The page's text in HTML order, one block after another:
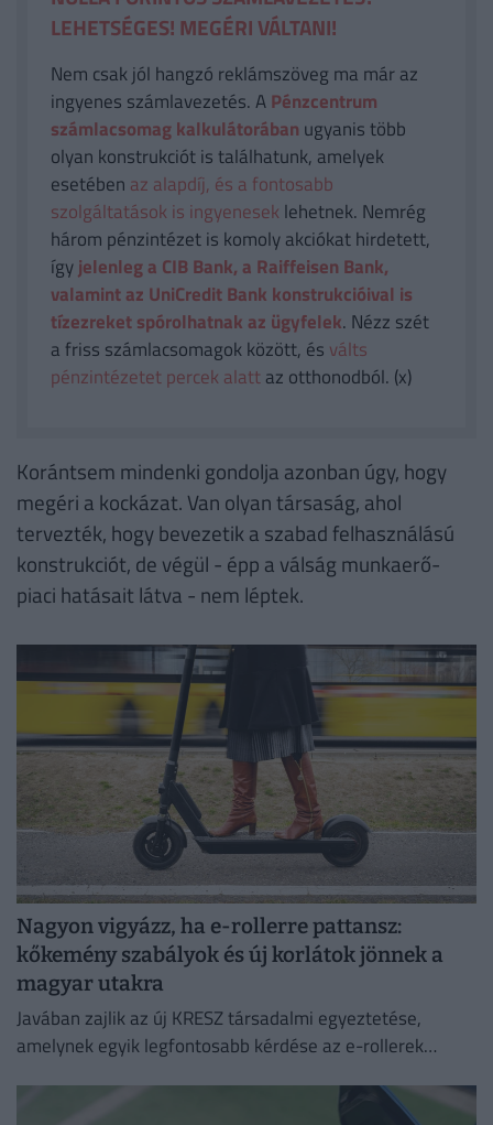
LEHETSÉGES! MEGÉRI VÁLTANI!
Nem csak jól hangzó reklámszöveg ma már az
ingyenes számlavezetés. APénzcentrum
számlacsomag kalkulátorában ugyanis több
olyan konstrukciót is találhatunk, amelyek
esetében az alapdíj, és a fontosabb
szolgáltatások is ingyenesek lehetnek. Nemrég
három pénzintézet is komoly akciókat hirdetett,
ígyjelenleg a CIB Bank, a Raiffeisen Bank,
valamint az UniCredit Bank konstrukcióival is
tízezreket spórolhatnak az ügyfelek. Nézz szét
a friss számlacsomagok között, és válts
pénzintézetet percek alattaz otthonodból. (x)
Korántsem mindenki gondolja azonban úgy, hogy
megéri a kockázat. Van olyan társaság, ahol
tervezték, hogy bevezetik a szabad felhasználású
konstrukciót, de végül - épp a válság munkaerő-
piaci hatásait látva - nem léptek.
Nagyon vigyázz, ha e-rollerre pattansz:
kőkemény szabályok és új korlátok jönnek a
magyar utakra
Javában zajlik az új KRESZ társadalmi egyeztetése,
amelynek egyik legfontosabb kérdése az e-rollerek